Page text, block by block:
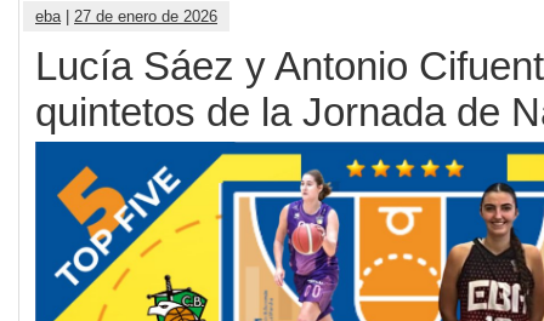
eba| 27 de enero de 2026
Lucía Sáez y Antonio
quintetos de la Jornada de